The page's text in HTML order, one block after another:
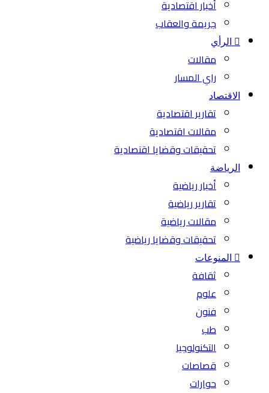
أخبار اقتصادية
جريمة والعقاب
الرأي
مقالات
راي المسار
الاقتصاد
تقارير اقتصادية
مقالات اقتصادية
تحقيقات وقضايا اقتصادية
الرياضة
أخبار رياضية
تقارير رياضية
مقالات رياضية
تحقيقات وقضايا رياضية
المنوعات
ثقافة
علوم
فنون
طب
التكنولوجيا
قصاصات
حوارات